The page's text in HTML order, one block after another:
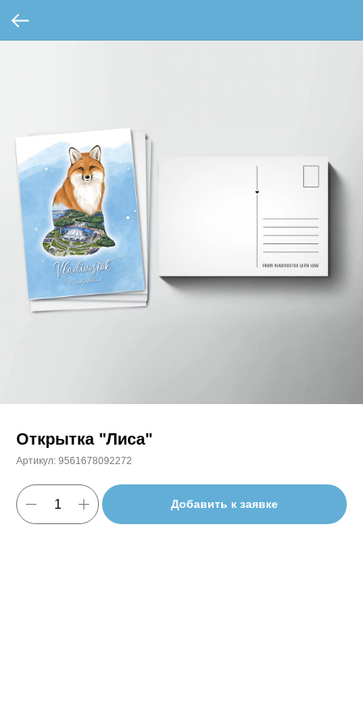
Открытка "Лиса"
Артикул: 9561678092272
Добавить к заявке